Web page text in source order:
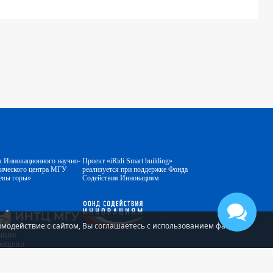
Инновационного научно-
центра МГУ
горы»
Проект «iRidi Smart building»
реализуется при поддержке Фонда
Содействия Инновациям
с сайтом, Вы соглашаетесь с использованием файлов